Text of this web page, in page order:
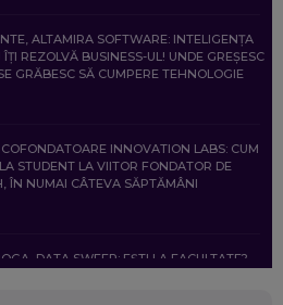
ALTAMIRA SOFTWARE: INTELIGENȚA
REZOLVĂ BUSINESS-UL! UNDE GREȘESC
GRĂBESC SĂ CUMPERE TEHNOLOGIE
INNOVATION LABS: CUM
STUDENT LA VIITOR FONDATOR DE
ÎN NUMAI CÂTEVA SĂPTĂMÂNI
DATA SWEEP: EȘTI LA FACULTATE?